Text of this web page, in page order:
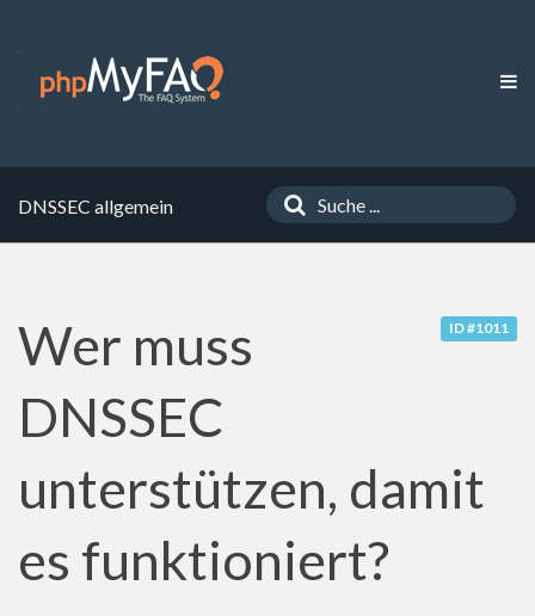
DNSSEC allgemein
ID #1011
Wer muss
DNSSEC
unterstützen, damit
es funktioniert?